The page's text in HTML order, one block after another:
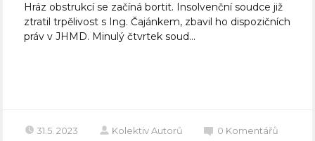
Hráz obstrukcí se začíná bortit. Insolvenční soudce již
ztratil trpělivost s Ing. Čajánkem, zbavil ho dispozičních
práv v JHMD. Minulý čtvrtek soud...
31.5. 2023 Kolektiv Autorů 0 Komentářů